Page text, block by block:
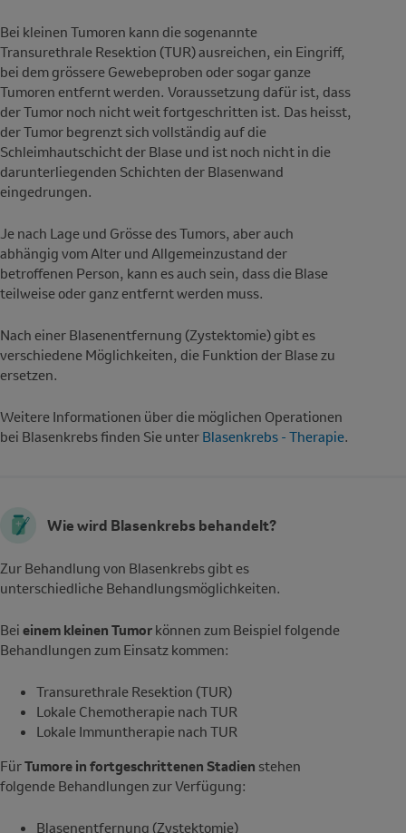
Bei kleinen Tumoren kann die sogenannte
Transurethrale Resektion (TUR) ausreichen, ein Eingriff,
bei dem grössere Gewebeproben oder sogar ganze
Tumoren entfernt werden. Voraussetzung dafür ist, dass
der Tumor noch nicht weit fortgeschritten ist. Das heisst,
der Tumor begrenzt sich vollständig auf die
Schleimhautschicht der Blase und ist noch nicht in die
darunterliegenden Schichten der Blasenwand
eingedrungen.
Je nach Lage und Grösse des Tumors, aber auch
abhängig vom Alter und Allgemeinzustand der
betroffenen Person, kann es auch sein, dass die Blase
teilweise oder ganz entfernt werden muss.
Nach einer Blasenentfernung (Zystektomie) gibt es
verschiedene Möglichkeiten, die Funktion der Blase zu
ersetzen.
Weitere Informationen über die möglichen Operationen
bei Blasenkrebs finden Sie unter Blasenkrebs - Therapie.
Wie wird Blasenkrebs behandelt?
Zur Behandlung von Blasenkrebs gibt es
unterschiedliche Behandlungsmöglichkeiten.
Bei einem kleinen Tumor können zum Beispiel folgende
Behandlungen zum Einsatz kommen:
Transurethrale Resektion (TUR)
Lokale Chemotherapie nach TUR
Lokale Immuntherapie nach TUR
FürTumore in fortgeschrittenen Stadien stehen
folgende Behandlungen zur Verfügung:
Blasenentfernung (Zystektomie)